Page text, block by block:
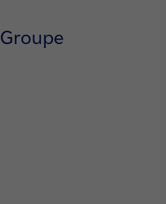
Groupe